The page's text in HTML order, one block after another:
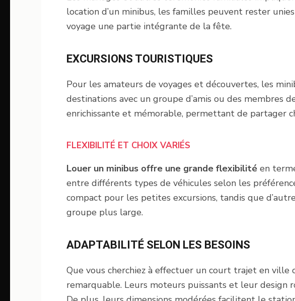
location d’un minibus, les familles peuvent rester
voyage une partie intégrante de la fête.
EXCURSIONS TOURISTIQUES
Pour les amateurs de voyages et découvertes, les
destinations avec un groupe d’amis ou des membres
enrichissante et mémorable, permettant de partager
FLEXIBILITÉ ET CHOIX VARIÉS
Louer un minibus offre une grande flexibilité en
entre différents types de véhicules selon les
compact pour les petites excursions, tandis que
groupe plus large.
ADAPTABILITÉ SELON LES BESOINS
Que vous cherchiez à effectuer un court trajet en
remarquable. Leurs moteurs puissants et leur